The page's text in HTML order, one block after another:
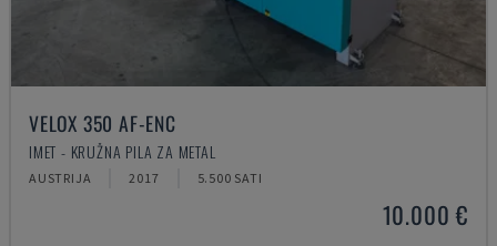
VELOX 350 AF-ENC
IMET - KRUŽNA PILA ZA METAL
AUSTRIJA 2017 5.500 SATI
10.000 €